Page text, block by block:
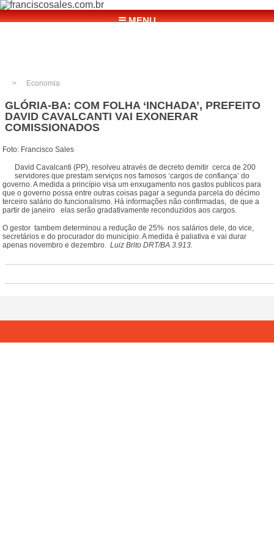
☰ MENU
Economia
GLÓRIA-BA: COM FOLHA ‘INCHADA’, PREFEITO
DAVID CAVALCANTI VAI EXONERAR
COMISSIONADOS
Foto: Francisco Sales
David Cavalcanti (PP), resolveu através de decreto demitir cerca de 200
servidores que prestam serviços nos famosos ‘cargos de confiança’ do
governo. A medida a princípio visa um enxugamento nos gastos publicos para
que o governo possa entre outras coisas pagar a segunda parcela do décimo
terceiro salário do funcionalismo. Há informações não confirmadas, de que a
partir de janeiro elas serão gradativamente reconduzidos aos cargos.
O gestor tambem determinou a redução de 25% nos salários dele, do vice,
secretários e do procurador do município. A medida é paliativa e vai durar
apenas novembro e dezembro.Luiz Brito DRT/BA 3.913.